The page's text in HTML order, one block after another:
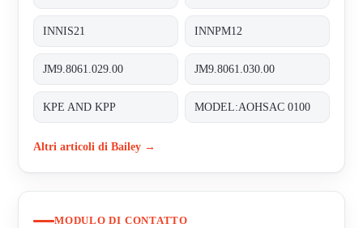
INNIS21 INNPM12
JM9.8061.029.00 JM9.8061.030.00
KPE AND KPP MODEL:AOHSAC 0100
Altri articoli di Bailey →
MODULO DI CONTATTO